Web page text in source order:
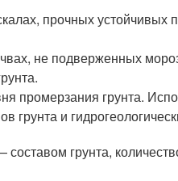
прочных устойчивых
не подверженных
промерзания грунта.
грунта и
грунта,